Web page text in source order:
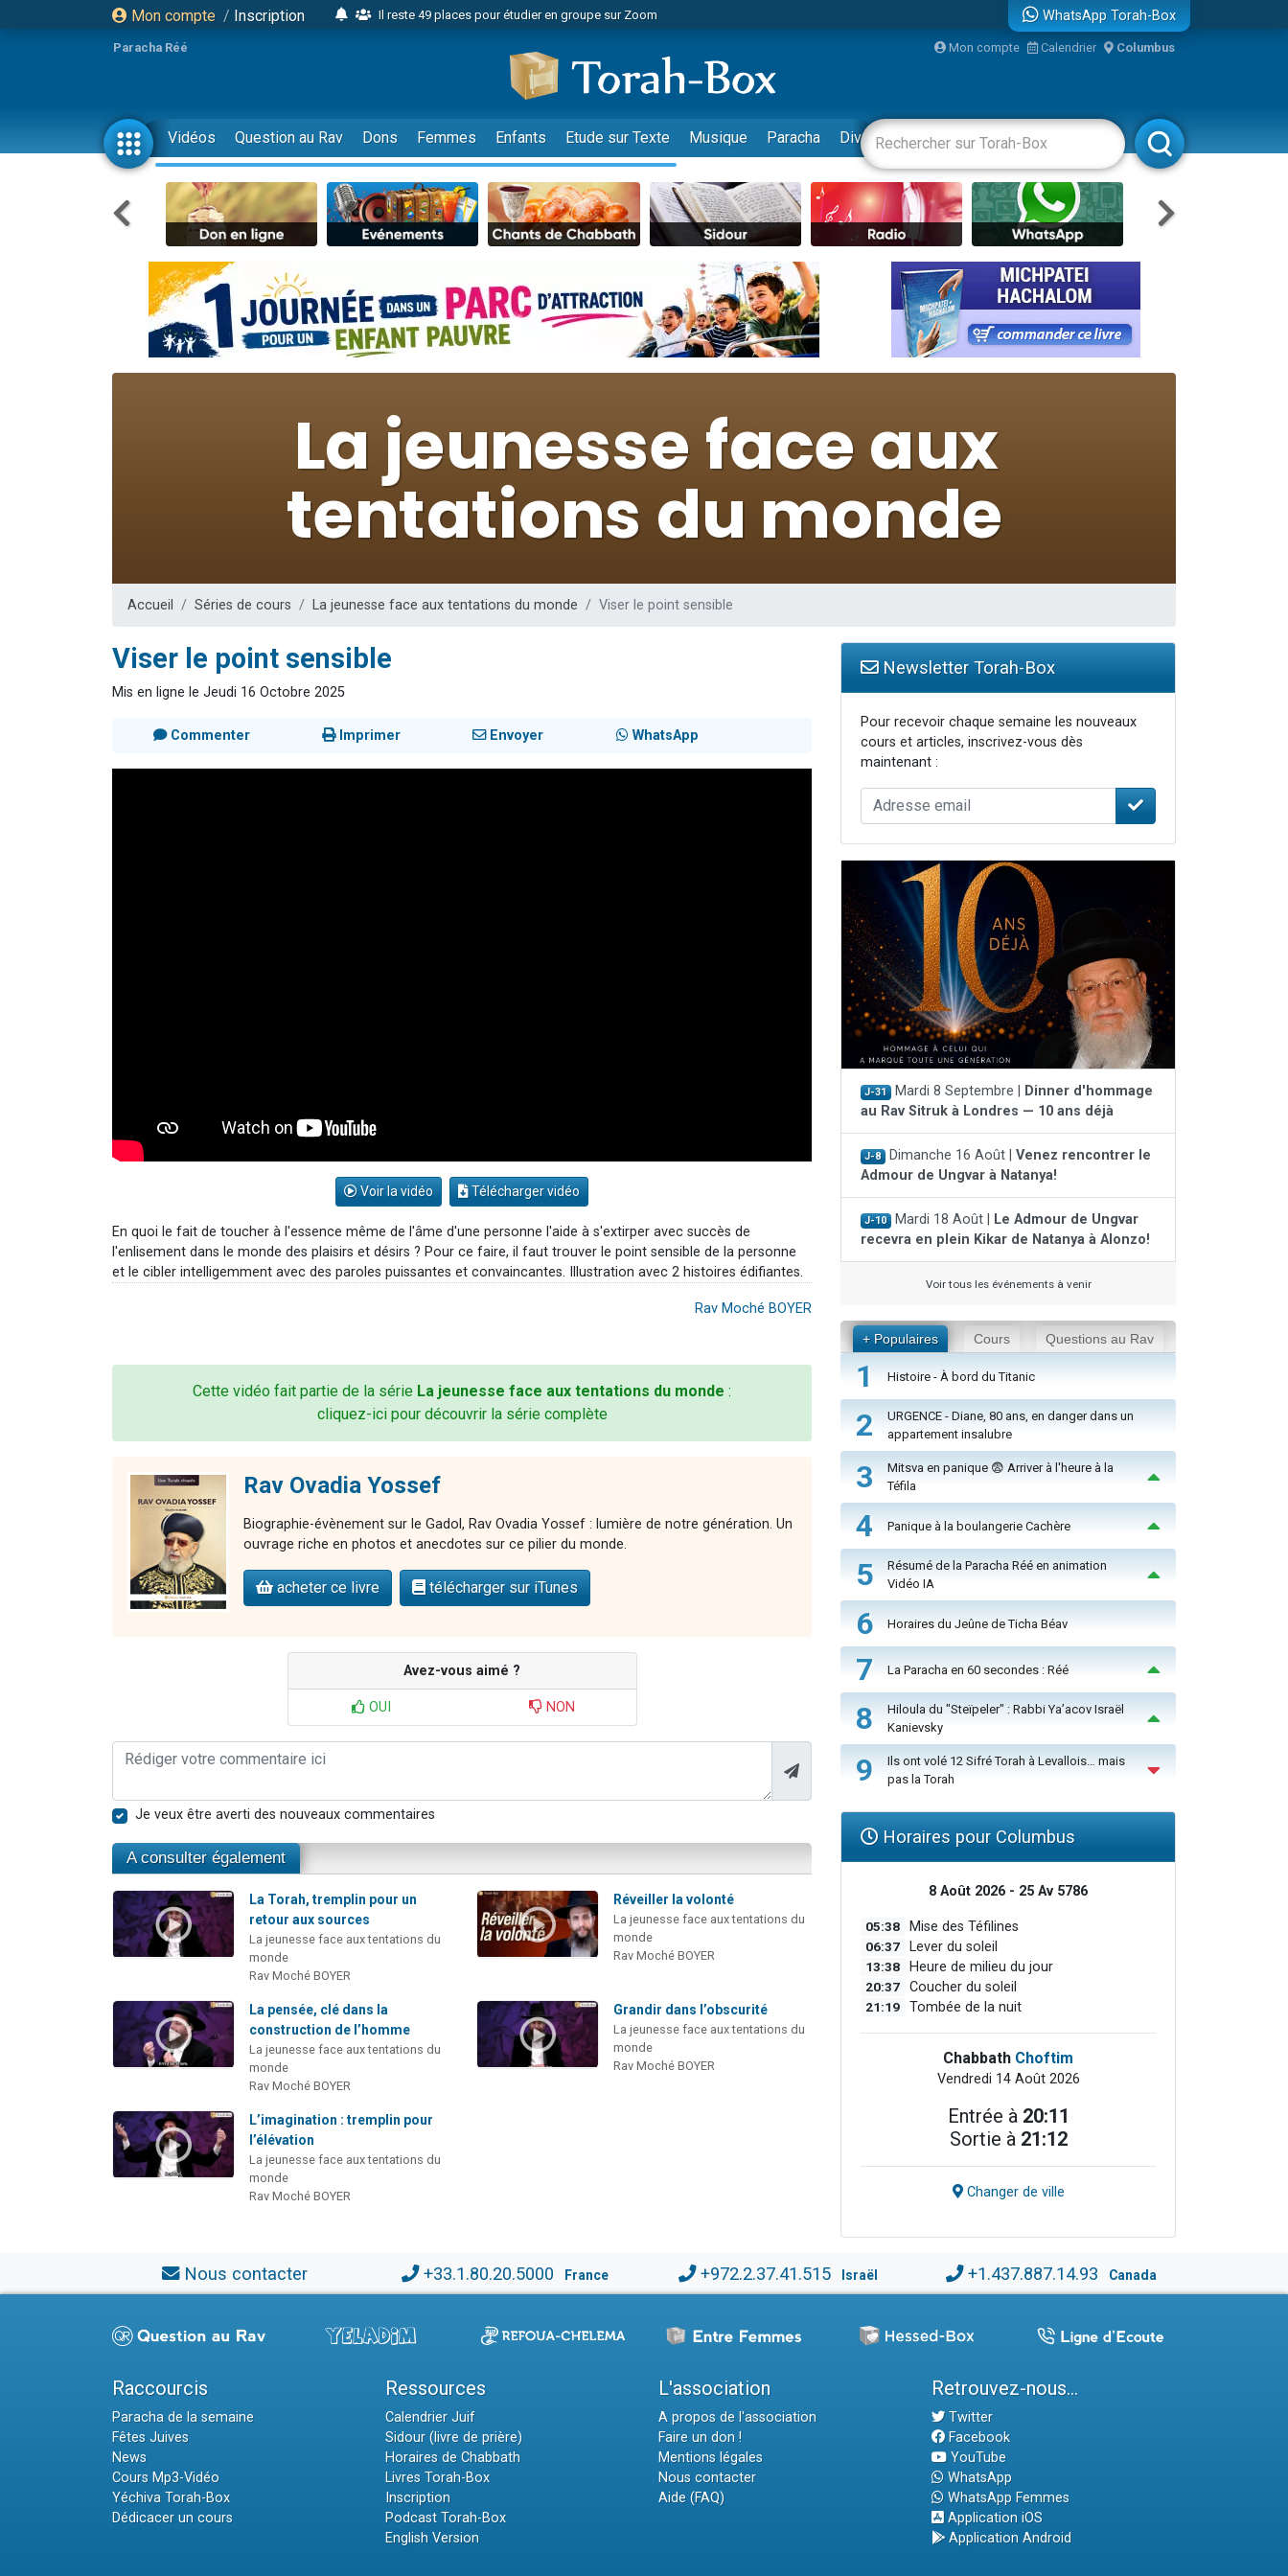
Mon compte / Inscription
Il reste 49 places pour étudier en groupe sur Zoom
2 personnes viennent de nous rejoindre sur WhatsApp
6 personnes viennent de nous rejoindre sur WhatsApp
4 personnes viennent de faire un don pour Reloger Rivka, 6 enfants, victime de violences...
2 personnes viennent de faire un don pour 1 Journée de Vacances Pour les Enfants
17 personnes viennent de demander une bénédiction
4 personnes viennent de nous rejoindre sur WhatsApp
Il reste 49 places pour étudier en groupe sur Zoom
4 personnes viennent de nous rejoindre sur WhatsApp
3 personnes viennent de nous rejoindre sur WhatsApp
Odaya vient de donner son Maasser
2 personnes viennent de nous rejoindre sur WhatsApp
13 personnes viennent de demander une bénédiction
30 personnes viennent de faire un don pour Sauvez la jambe de Yohan
Il reste 49 places pour étudier en groupe sur Zoom
12 nouvelles musiques dans Torah-Box Music
WhatsApp Torah-Box
Paracha Réé Mon compte Calendrier Columbus
Vidéos Question au Rav Dons Femmes Enfants Etude sur Texte Musique Paracha Divertissements Livres Rabbanim
Accueil Séries de cours La jeunesse face aux tentations du monde Viser le point sensible
Viser le point sensible
Mis en ligne le Jeudi 16 Octobre 2025
Commenter Imprimer Envoyer WhatsApp
Voir la vidéo Télécharger vidéo
En quoi le fait de toucher à l'essence même de l'âme d'une personne l'aide à s'extirper avec succès de
l'enlisement dans le monde des plaisirs et désirs ? Pour ce faire, il faut trouver le point sensible de la personne
et le cibler intelligemment avec des paroles puissantes et convaincantes. Illustration avec 2 histoires édifiantes.
Rav Moché BOYER
Cette vidéo fait partie de la série La jeunesse face aux tentations du monde :
cliquez-ici pour découvrir la série complète
Rav Ovadia Yossef
Biographie-évènement sur le Gadol, Rav Ovadia Yossef : lumière de notre génération. Un
ouvrage riche en photos et anecdotes sur ce pilier du monde.
acheter ce livre télécharger sur iTunes
Avez-vous aimé ?
OUI NON
Je veux être averti des nouveaux commentaires
A consulter également
La Torah, tremplin pour un
retour aux sources
La jeunesse face aux tentations du
monde
Rav Moché BOYER
Réveiller la volonté
La jeunesse face aux tentations du
monde
Rav Moché BOYER
La pensée, clé dans la
construction de l’homme
La jeunesse face aux tentations du
monde
Rav Moché BOYER
Grandir dans l’obscurité
La jeunesse face aux tentations du
monde
Rav Moché BOYER
L’imagination : tremplin pour
l’élévation
La jeunesse face aux tentations du
monde
Rav Moché BOYER
Newsletter Torah-Box
Pour recevoir chaque semaine les nouveaux
cours et articles, inscrivez-vous dès
maintenant :
J-31 Mardi 8 Septembre |
Dinner d'hommage
au Rav Sitruk à Londres — 10 ans déjà
J-8 Dimanche 16 Août | Venez rencontrer le
Admour de Ungvar à Natanya!
J-10 Mardi 18 Août |
Le Admour de Ungvar
recevra en plein Kikar de Natanya à Alonzo!
Voir tous les événements à venir
+ Populaires Cours Questions au Rav
1 Histoire - À bord du Titanic
2
URGENCE - Diane, 80 ans, en danger dans un
appartement insalubre
3
Mitsva en panique 😨 Arriver à l'heure à la
Téfila
4 Panique à la boulangerie Cachère
5
Résumé de la Paracha Réé en animation
Vidéo IA
6 Horaires du Jeûne de Ticha Béav
7 La Paracha en 60 secondes : Réé
8
Hiloula du "Steïpeler" : Rabbi Ya’acov Israël
Kanievsky
9
Ils ont volé 12 Sifré Torah à Levallois… mais
pas la Torah
Horaires pour Columbus
8 Août 2026 - 25 Av 5786
05:38 Mise des Téfilines
06:37 Lever du soleil
13:38 Heure de milieu du jour
20:37 Coucher du soleil
21:19 Tombée de la nuit
Chabbath Choftim
Vendredi 14 Août 2026
Entrée à 20:11
Sortie à 21:12
Changer de ville
Nous contacter +33.1.80.20.5000 France +972.2.37.41.515 Israël +1.437.887.14.93 Canada
Raccourcis
Paracha de la semaine
Fêtes Juives
News
Cours Mp3-Vidéo
Yéchiva Torah-Box
Dédicacer un cours
Ressources
Calendrier Juif
Sidour (livre de prière)
Horaires de Chabbath
Livres Torah-Box
Inscription
Podcast Torah-Box
English Version
L'association
A propos de l'association
Faire un don !
Mentions légales
Nous contacter
Aide (FAQ)
Retrouvez-nous...
Twitter
Facebook
YouTube
WhatsApp
WhatsApp Femmes
Application iOS
Application Android